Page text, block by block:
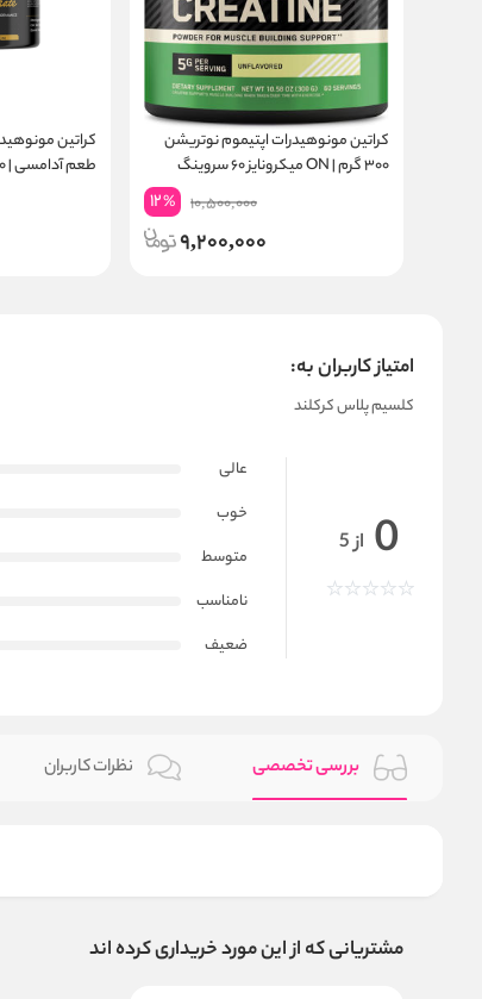
کراتین مونوهیدرات اپتیموم نوتریشن
۳۰۰ گرم | ON میکرونایز ۶۰ سروینگ
10,500,000
12%
9,200,000
طعم آدامسی | ۵۰ سروینگ
امتیاز کاربران به:
کلسیم پلاس کرکلند
0 از 5
عالی
خوب
متوسط
نامناسب
ضعیف
بررسی تخصصی نظرات کاربران
مشتریانی که از این مورد خریداری کرده اند